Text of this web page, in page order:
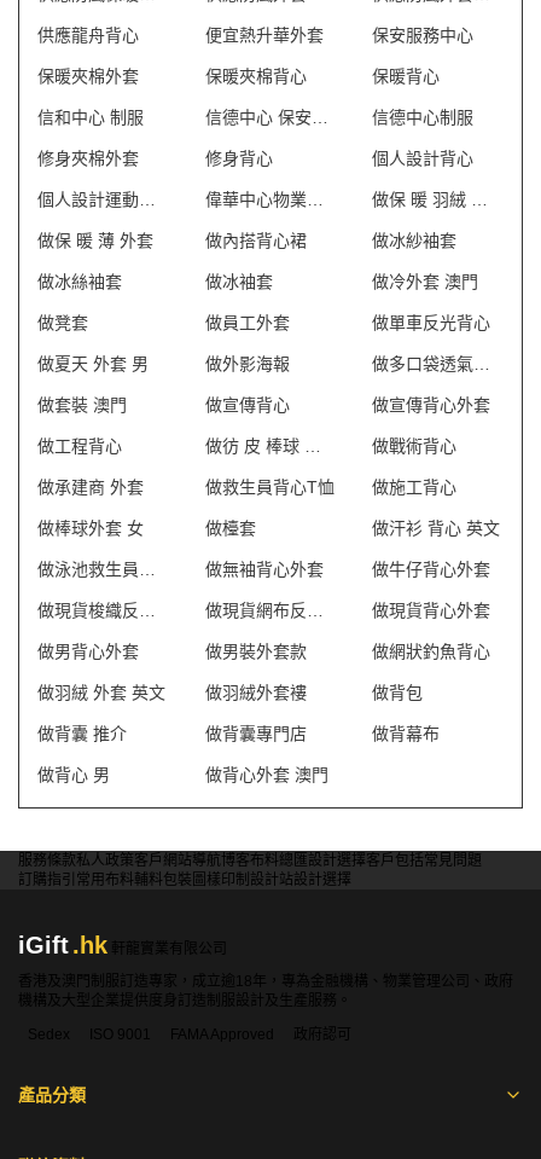
供應龍舟背心 便宜熱升華外套 保安服務中心
保暖夾棉外套 保暖夾棉背心 保暖背心
信和中心 制服 信德中心制服
修身夾棉外套 修身背心 個人設計背心
偉華中心物業管理會所制服
做保 暖 薄 外套 做內搭背心裙 做冰紗袖套
做冰絲袖套 做冰袖套 做冷外套 澳門
做凳套 做員工外套 做單車反光背心
做夏天 外套 男 做外影海報
做套裝 澳門 做宣傳背心 做宣傳背心外套
做工程背心 做戰術背心
做承建商 外套 做救生員背心T恤 做施工背心
做棒球外套 女 做檯套 做汗衫 背心 英文
做無袖背心外套 做牛仔背心外套
做現貨背心外套
做男背心外套 做男裝外套款 做網狀釣魚背心
做羽絨 外套 英文 做羽絨外套褸 做背包
做背囊 推介 做背囊專門店 做背幕布
做背心 男 做背心外套 澳門
服務條款私人政策客戶 網站導航博客布料總匯設計選擇客戶包括常見問題
訂購指引 常用布料輔料包裝 圖樣印制 設計站設計選擇
iGift.hk
軒龍實業有限公司
香港及澳門制服訂造專家，成立逾18年，專為金融機構、物業管理公司、政府
機構及大型企業提供度身訂造制服設計及生產服務。
Sedex
ISO 9001 FAMA Approved 政府認可
產品分類